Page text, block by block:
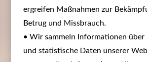
ergreifen Maßnahmen zur
Betrug und Missbrauch.
• Wir sammeln Informationen über
und statistische Daten unserer